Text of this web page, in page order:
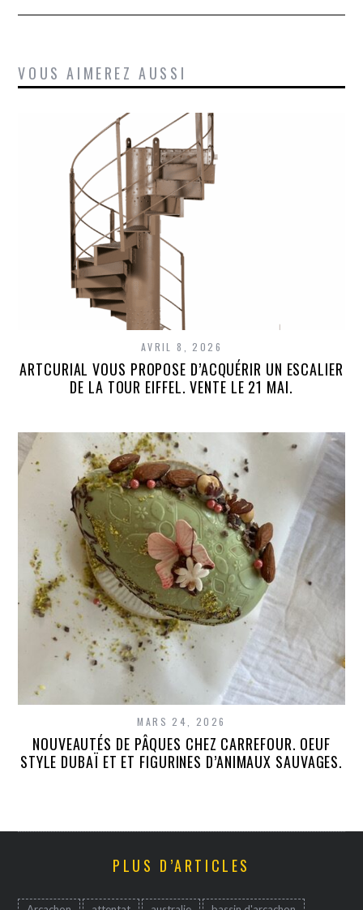
VOUS AIMEREZ AUSSI
AVRIL 8, 2026
ARTCURIAL VOUS PROPOSE D’ACQUÉRIR UN ESCALIER
DE LA TOUR EIFFEL. VENTE LE 21 MAI.
MARS 24, 2026
NOUVEAUTÉS DE PÂQUES CHEZ CARREFOUR. OEUF
STYLE DUBAÏ ET ET FIGURINES D’ANIMAUX SAUVAGES.
PLUS D’ARTICLES